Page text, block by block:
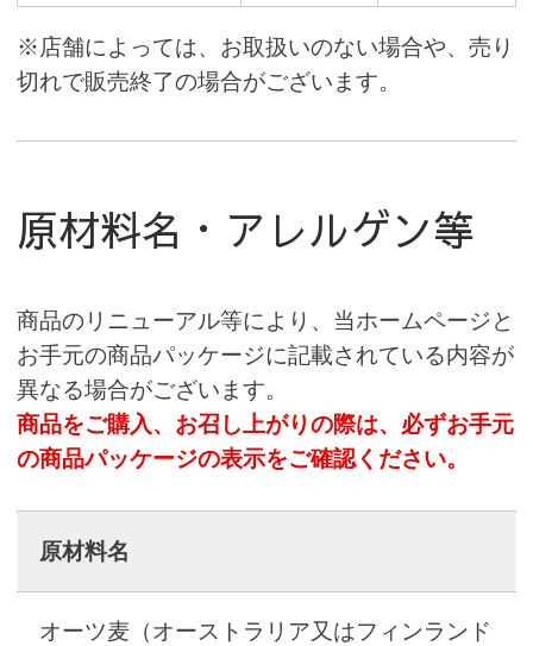
※店舗によっては、お取扱いのない場合や、売り
切れで販売終了の場合がございます。
原材料名・アレルゲン等
商品のリニューアル等により、当ホームページと
お手元の商品パッケージに記載されている内容が
異なる場合がございます。
商品をご購入、お召し上がりの際は、必ずお手元
の商品パッケージの表示をご確認ください。
原材料名
オーツ麦（オーストラリア又はフィンランド